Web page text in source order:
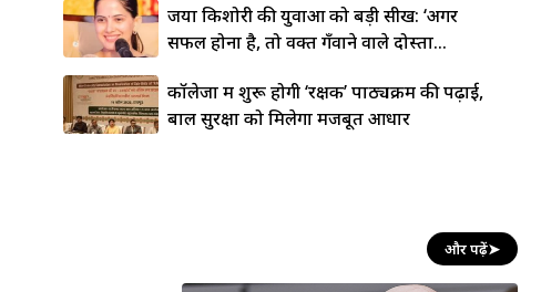
जया किशोरी की युवाओं को बड़ी सीख: ‘अगर
सफल होना है, तो वक्त गँवाने वाले दोस्तों...
कॉलेजों में शुरू होगी ‘रक्षक’ पाठ्यक्रम की पढ़ाई,
बाल सुरक्षा को मिलेगा मजबूत आधार
और पढ़ें➤